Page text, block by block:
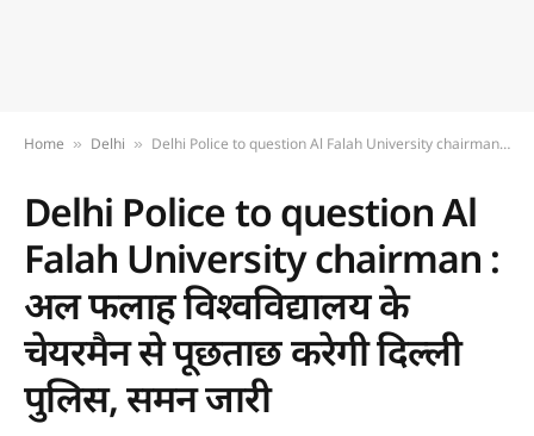
Home » Delhi » Delhi Police to question Al Falah University chairman : अल फलाह विश्वविद्यालय के चेयरमैन से पूछताछ करेगी दिल्ली पुलिस, समन जारी
Delhi Police to question Al
Falah University chairman :
अल फलाह विश्वविद्यालय के
चेयरमैन से पूछताछ करेगी दिल्ली
पुलिस, समन जारी